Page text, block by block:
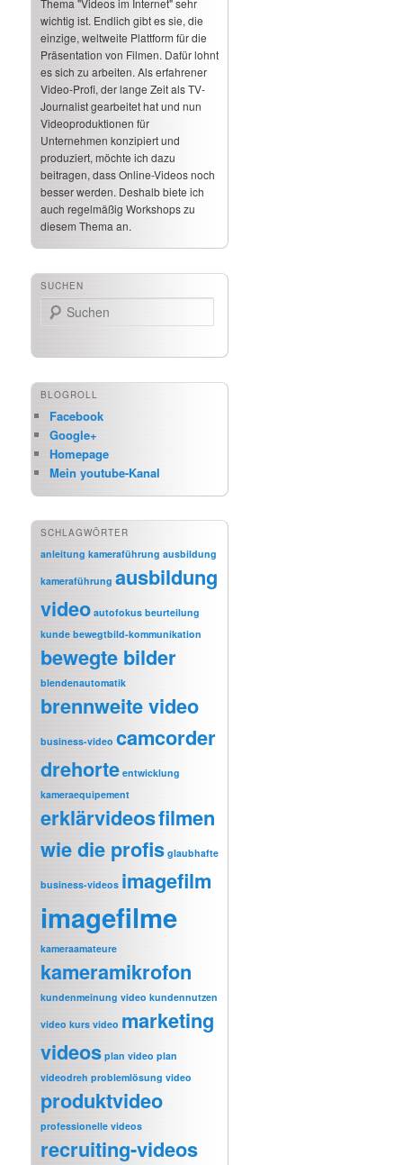
Thema "Videos im Internet" sehr
wichtig ist. Endlich gibt es sie, die
einzige, weltweite Plattform für die
Präsentation von Filmen. Dafür lohnt
es sich zu arbeiten. Als erfahrener
Video-Profi, der lange Zeit als TV-
Journalist gearbeitet hat und nun
Videoproduktionen für
Unternehmen konzipiert und
produziert, möchte ich dazu
beitragen, dass Online-Videos noch
besser werden. Deshalb biete ich
auch regelmäßig Workshops zu
diesem Thema an.
SUCHEN
Suchen
BLOGROLL
Facebook
Google+
Homepage
Mein youtube-Kanal
SCHLAGWÖRTER
anleitung kameraführung ausbildung
kameraführung ausbildung
video autofokus beurteilung
kunde bewegtbild-kommunikation
bewegte bilder
blendenautomatik
brennweite video
business-video camcorder
drehorte entwicklung
kameraequipement
erklärvideosfilmen
wie die profis glaubhafte
business-videos imagefilm
imagefilme
kameraamateure
kameramikrofon
kundenmeinung video kundennutzen
video kurs video marketing
videos plan video plan
videodreh problemlösung video
produktvideo
professionelle videos
recruiting-videos